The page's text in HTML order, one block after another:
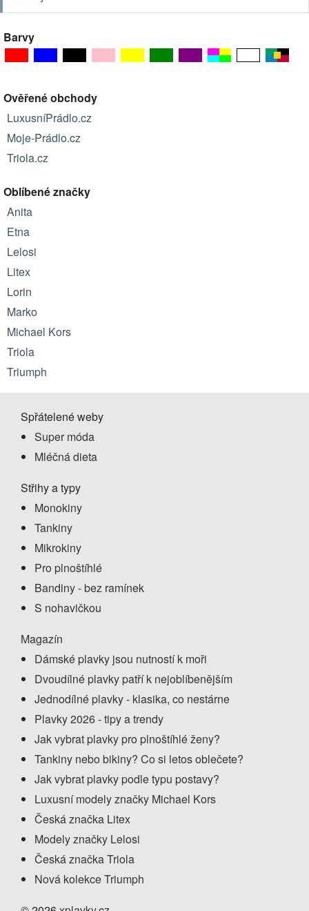
Barvy
Ověřené obchody
LuxusníPrádlo.cz
Moje-Prádlo.cz
Triola.cz
Oblíbené značky
Anita
Etna
Lelosi
Litex
Lorin
Marko
Michael Kors
Triola
Triumph
Spřátelené weby
Super móda
Mléčná dieta
Střihy a typy
Monokiny
Tankiny
Mikrokiny
Pro plnoštíhlé
Bandiny - bez ramínek
S nohavičkou
Magazín
Dámské plavky jsou nutností k moři
Dvoudílné plavky patří k nejoblíbenějším
Jednodílné plavky - klasika, co nestárne
Plavky 2026 - tipy a trendy
Jak vybrat plavky pro plnoštíhlé ženy?
Tankiny nebo bikiny? Co si letos oblečete?
Jak vybrat plavky podle typu postavy?
Luxusní modely značky Michael Kors
Česká značka Litex
Modely značky Lelosi
Česká značka Triola
Nová kolekce Triumph